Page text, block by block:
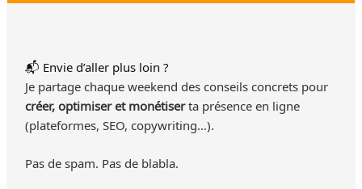
📬 Envie d’aller plus loin ?
Je partage chaque weekend des conseils concrets pour
créer, optimiser et monétiserta présence en ligne
(plateformes, SEO, copywriting…).
Pas de spam. Pas de blabla.